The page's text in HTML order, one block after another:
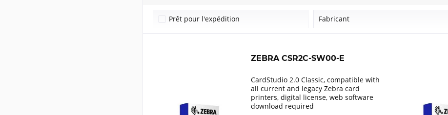
Prêt pour l'expédition Fabricant
Honeywell
ZEBRA CSR2C-SW00-E
CardStudio 2.0 Classic, compatible with
all current and legacy Zebra card
printers, digital license, web software
download required